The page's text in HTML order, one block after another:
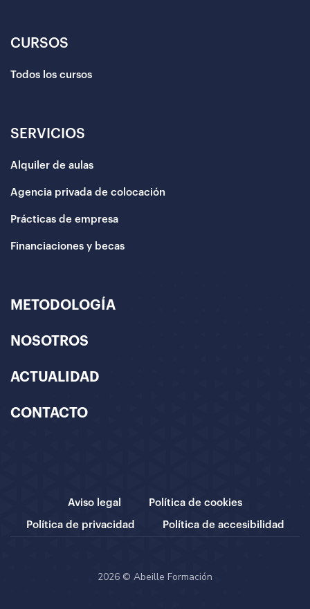
CURSOS
Todos los cursos
SERVICIOS
Alquiler de aulas
Agencia privada de colocación
Prácticas de empresa
Financiaciones y becas
METODOLOGÍA
NOSOTROS
ACTUALIDAD
CONTACTO
Aviso legal Política de cookies
Política de privacidad Política de accesibilidad
2026 © Abeille Formación